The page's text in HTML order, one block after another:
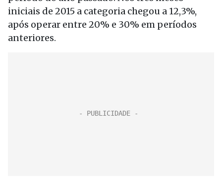
iniciais de 2015 a categoria chegou a 12,3%,
após operar entre 20% e 30% em períodos
anteriores.